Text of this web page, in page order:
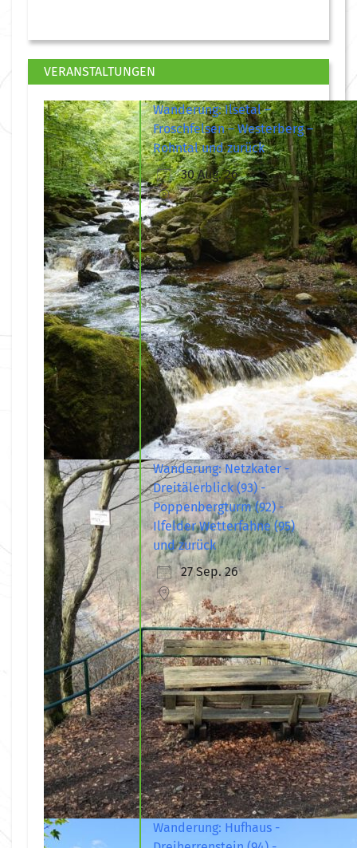
VERANSTALTUNGEN
Wanderung: Ilsetal –
Froschfelsen – Westerberg –
Rohntal und zurück
30 Aug. 26
Wanderung: Netzkater -
Dreitälerblick (93) -
Poppenbergturm (92) -
Ilfelder Wetterfahne (95)
und zurück
27 Sep. 26
Wanderung: Hufhaus -